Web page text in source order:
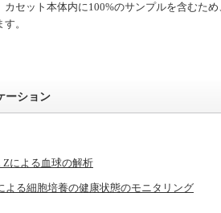
カセット本体内に100%のサンプルを含むた
。
ーション
による血球の解析
よる細胞培養の健康状態のモニタリング